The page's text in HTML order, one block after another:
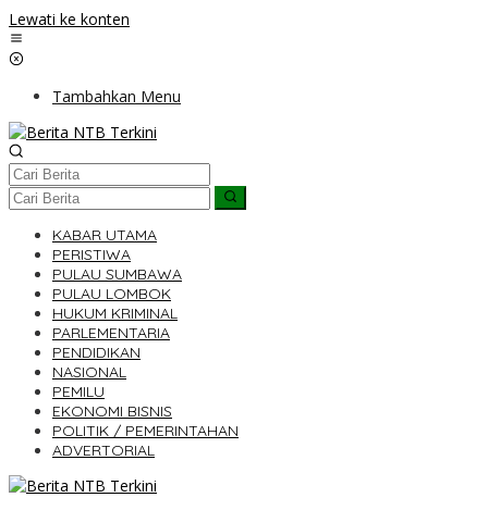
Lewati ke konten
Tambahkan Menu
KABAR UTAMA
PERISTIWA
PULAU SUMBAWA
PULAU LOMBOK
HUKUM KRIMINAL
PARLEMENTARIA
PENDIDIKAN
NASIONAL
PEMILU
EKONOMI BISNIS
POLITIK / PEMERINTAHAN
ADVERTORIAL